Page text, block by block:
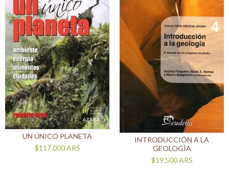
UN ÚNICO PLANETA
$117.000ARS
INTRODUCCIÓN A LA
GEOLOGÍA
$19.500ARS